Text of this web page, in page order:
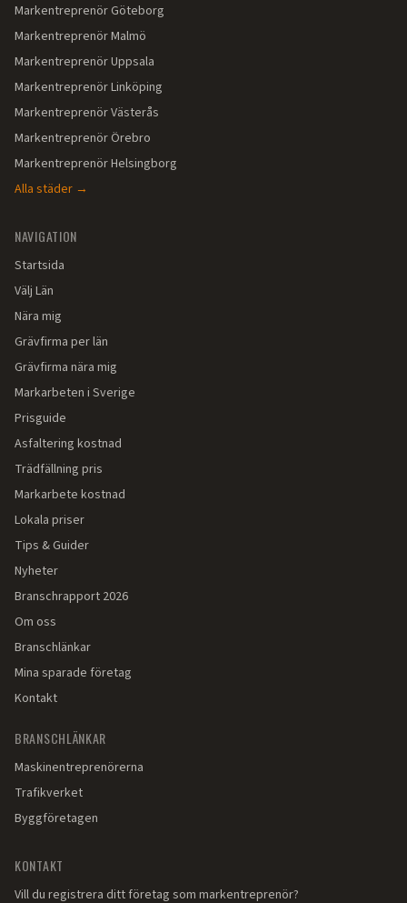
MarkentreprenörGöteborg
MarkentreprenörMalmö
MarkentreprenörUppsala
MarkentreprenörLinköping
MarkentreprenörVästerås
MarkentreprenörÖrebro
MarkentreprenörHelsingborg
Alla städer →
NAVIGATION
Startsida
Välj Län
Nära mig
Grävfirma per län
Grävfirma nära mig
Markarbeten i Sverige
Prisguide
Asfaltering kostnad
Trädfällning pris
Markarbete kostnad
Lokala priser
Tips & Guider
Nyheter
Branschrapport 2026
Om oss
Branschlänkar
Mina sparade företag
Kontakt
BRANSCHLÄNKAR
Maskinentreprenörerna
Trafikverket
Byggföretagen
KONTAKT
Vill du registrera ditt företag som markentreprenör?